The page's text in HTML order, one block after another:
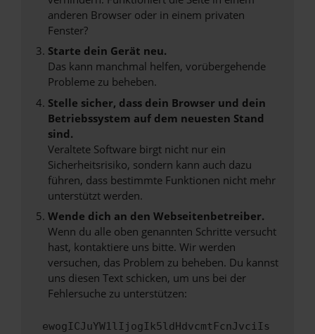
anderen Browser oder in einem privaten
Fenster?
Starte dein Gerät neu.
Das kann manchmal helfen, vorübergehende
Probleme zu beheben.
Stelle sicher, dass dein Browser und dein
Betriebssystem auf dem neuesten Stand
sind.
Veraltete Software birgt nicht nur ein
Sicherheitsrisiko, sondern kann auch dazu
führen, dass bestimmte Funktionen nicht mehr
unterstützt werden.
Wende dich an den Webseitenbetreiber.
Wenn du alle oben genannten Schritte versucht
hast, kontaktiere uns bitte. Wir werden
versuchen, das Problem zu beheben. Du kannst
uns diesen Text schicken, um uns bei der
Fehlersuche zu unterstützen:
ewogICJuYW1lIjogIk5ldHdvcmtFcnJvciIs